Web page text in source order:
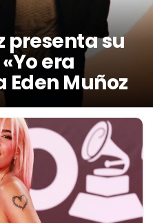
presenta su
era
Eden Muñoz